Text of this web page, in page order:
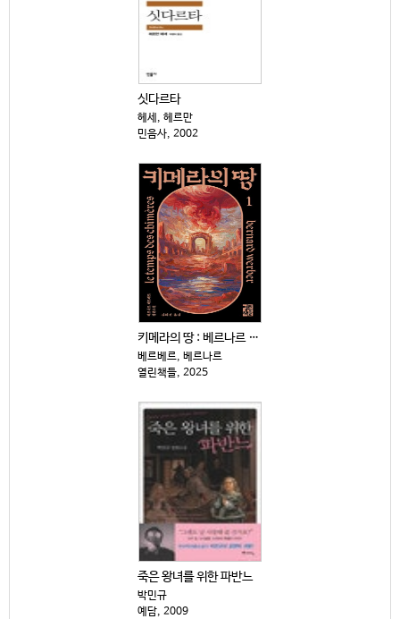
싯다르타
헤세, 헤르만
민음사, 2002
키메라의 땅 : 베르나르 베르베르 . 1-2
베르베르, 베르나르
열린책들, 2025
죽은 왕녀를 위한 파반느
박민규
예담, 2009